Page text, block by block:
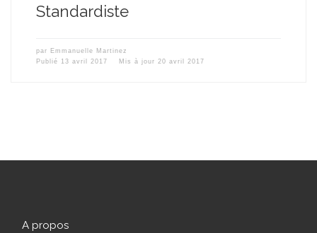
Standardiste
par Emmanuelle Martinez
Publié 13 avril 2017 Mis à jour 20 avril 2017
A propos